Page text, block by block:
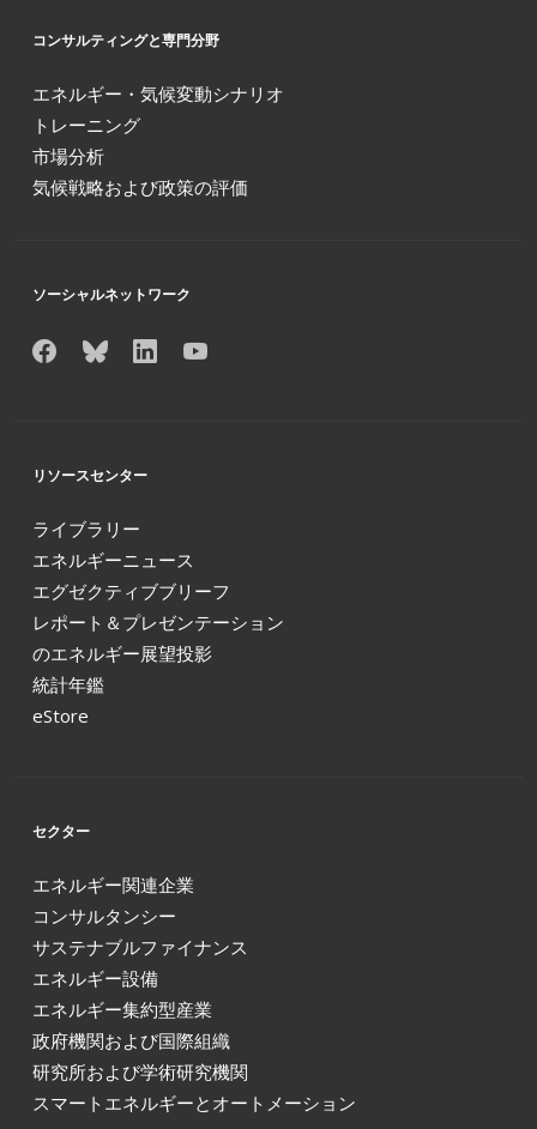
コンサルティングと専門分野
エネルギー・気候変動シナリオ
トレーニング
市場分析
気候戦略および政策の評価
ソーシャルネットワーク
リソースセンター
ライブラリー
エネルギーニュース
エグゼクティブブリーフ
レポート＆プレゼンテーション
のエネルギー展望投影
統計年鑑
eStore
セクター
エネルギー関連企業
コンサルタンシー
サステナブルファイナンス
エネルギー設備
エネルギー集約型産業
政府機関および国際組織
研究所および学術研究機関
スマートエネルギーとオートメーション